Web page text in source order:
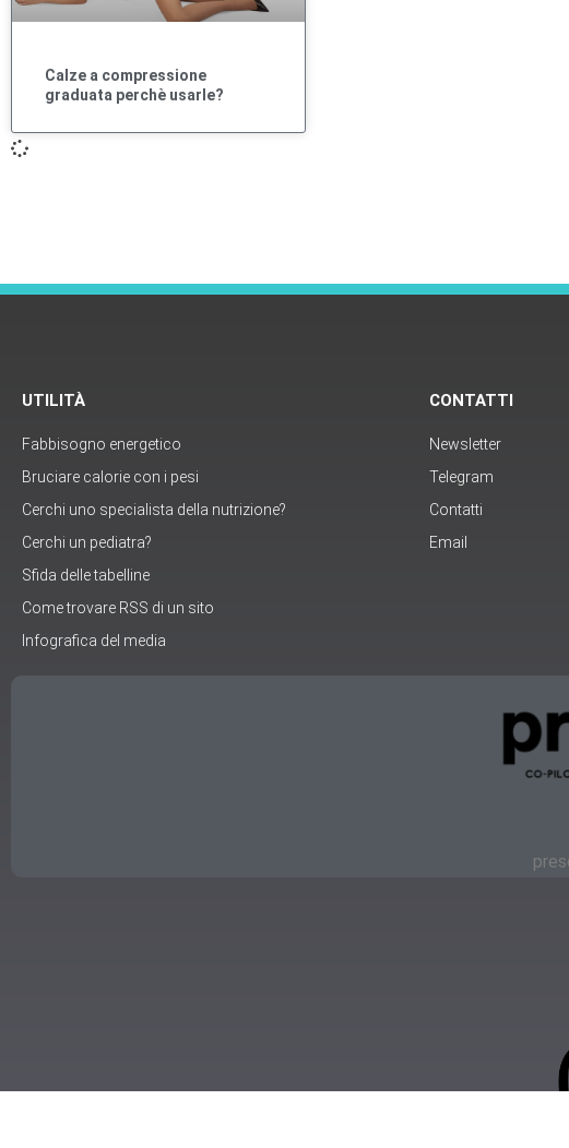
Calze a compressione
graduata perchè usarle?
UTILITÀ
Fabbisogno energetico
Bruciare calorie con i pesi
Cerchi uno specialista della nutrizione?
Cerchi un pediatra?
Sfida delle tabelline
Come trovare RSS di un sito
Infografica del media
CONTATTI
Newsletter
Telegram
Contatti
Email